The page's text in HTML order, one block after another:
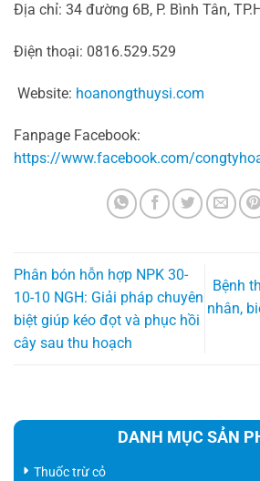
Địa chỉ: 34 đường 6B, P. Bình Tân,
Điện thoại: 0816.529.529
Website: hoanongthuysi.com
Fanpage Facebook:
https://www.facebook.com/
Phân bón hỗn hợp NPK 30-
10-10 NGH: Giải pháp chuyên
biệt giúp kéo đọt và phục hồi
cây sau thu hoạch
Bệnh
nhân,
DANH MỤC SẢN
Thuốc trừ cỏ